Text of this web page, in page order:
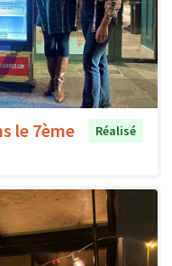
le 7ème
Réalisé